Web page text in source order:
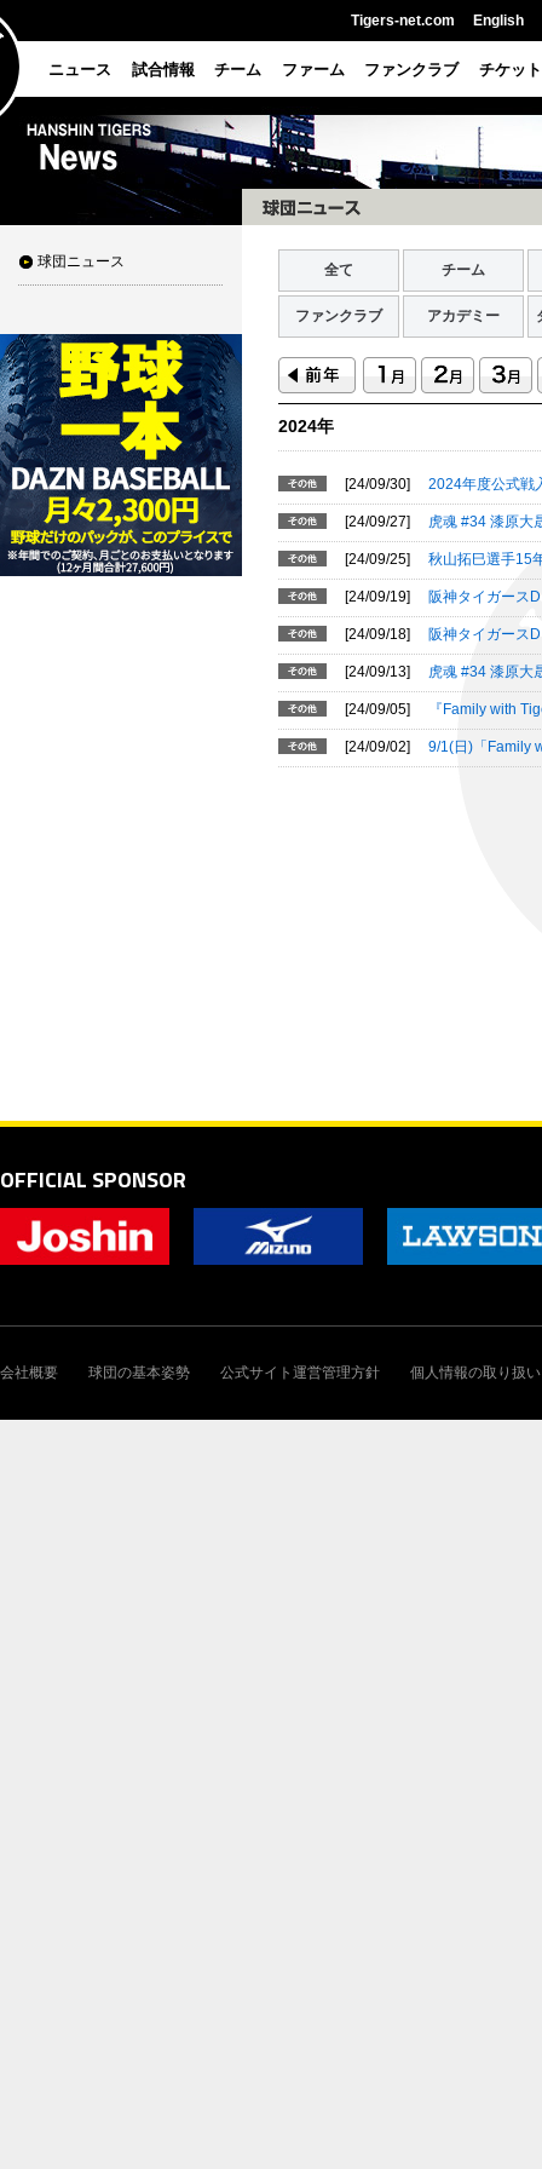
Tigers-net.com English
ニュース 試合情報 チーム ファーム ファンクラブ チケット
球団ニュース 全て チーム
ファンクラブ アカデミー
2024年
[24/09/30] 2024年度公式戦
[24/09/27] 虎魂 #34 漆原大
[24/09/25] 秋山拓巳選手15
[24/09/19] 阪神タイガース
[24/09/18] 阪神タイガース
[24/09/13] 虎魂 #34 漆原大
[24/09/05] 『Family with
[24/09/02] 9/1(日)「Family
OFFICIAL SPONSOR
会社概要 球団の基本姿勢 公式サイト運営管理方針 個人情報の取り扱い